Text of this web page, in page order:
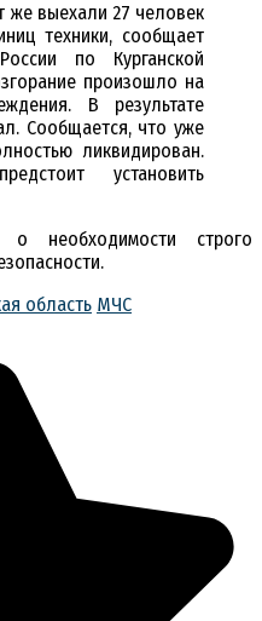
же выехали 27 человек
техники, сообщает
по Курганской
произошло на
В результате
Сообщается, что уже
ликвидирован.
установить
необходимости строго
область МЧС